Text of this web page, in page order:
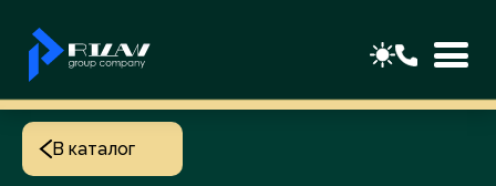
В каталог